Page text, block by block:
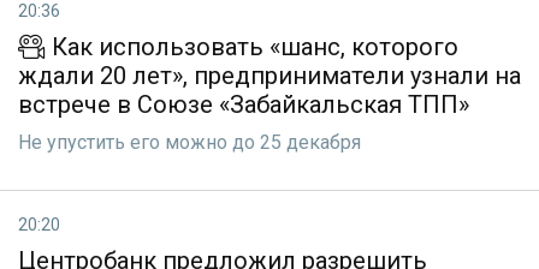
20:36
Как использовать «шанс, которого
ждали 20 лет», предприниматели узнали на
встрече в Союзе «Забайкальская ТПП»
Не упустить его можно до 25 декабря
20:20
Центробанк предложил разрешить